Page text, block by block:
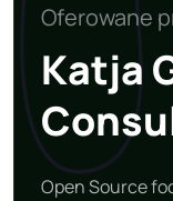
Oferowane
Katja
Open Source